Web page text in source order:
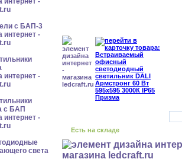
с БАП-3
с БАП
света
Есть на складе